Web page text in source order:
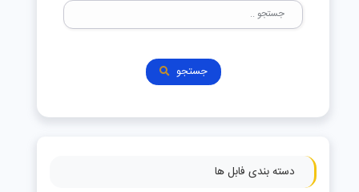
جستجو
دسته بندی فابل ها